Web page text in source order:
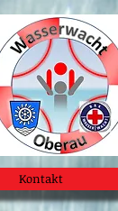
Kontakt